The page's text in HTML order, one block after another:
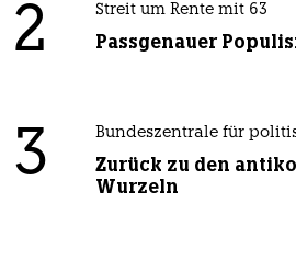
2 Streit um Rente mit 63
Passgenauer
3 Bundeszentrale für
Zurück zu den
Wurzeln